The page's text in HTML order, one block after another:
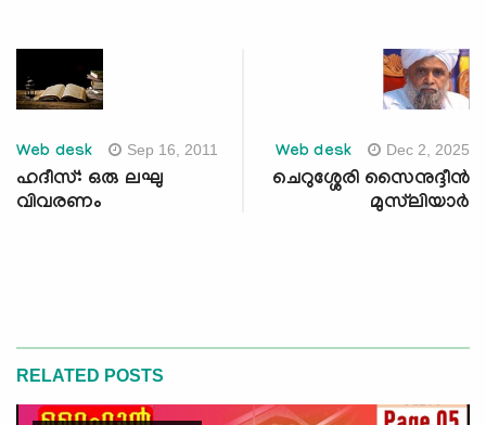
Web desk Sep 16, 2011
ഹദീസ്: ഒരു ലഘു
വിവരണം
Web desk Dec 2, 2025
ചെറുശ്ശേരി സൈനുദ്ദീന്‍
മുസ്‌ലിയാര്‍
RELATED POSTS